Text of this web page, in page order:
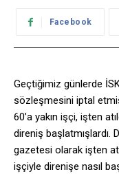
Facebook
Geçtiğimiz günlerde
sözleşmesini iptal
60’a yakın işçi, işten
direniş başlatmışlardı.
gazetesi olarak işten
işçiyle direnişe nasıl